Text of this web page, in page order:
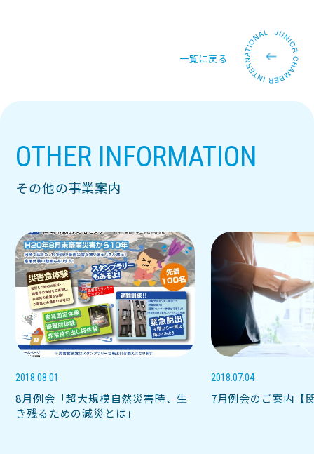
一覧に戻る
OTHER INFORMATION
その他の事業案内
2018.08.01
8月例会「超大規模自然災害時、生
き残るための減災とは」
2018.07.04
7月例会のご案内【